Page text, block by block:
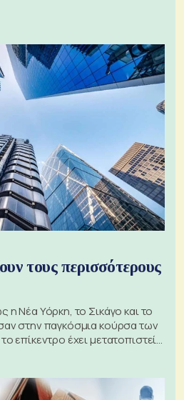
τους περισσότερους
Νέα Υόρκη, το Σικάγο και το
στην παγκόσμια κούρσα των
επίκεντρο έχει μετατοπιστεί